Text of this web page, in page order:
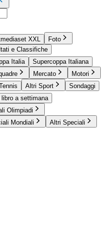
XXL
Foto
e Classifiche
Italia
Supercoppa Italiana
Mercato
Motori
Altri Sport
Sondaggi
libro a settimana
Olimpiadi
Mondiali Altri Speciali